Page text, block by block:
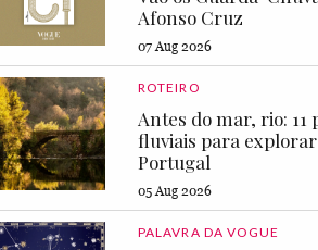
Afonso Cruz
07 Aug 2026
ROTEIRO
Antes do mar, rio: 11
fluviais para
Portugal
05 Aug 2026
PALAVRA DA VOGUE